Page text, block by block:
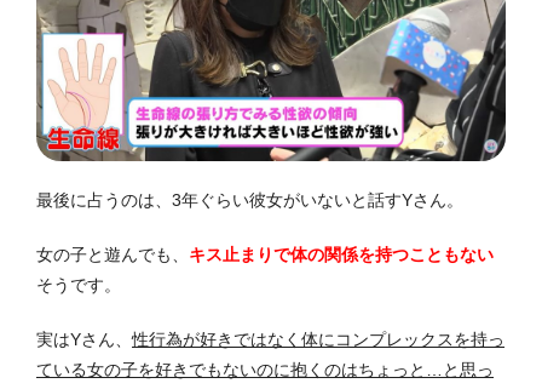
最後に占うのは、3年ぐらい彼女がいないと話すYさん。
女の子と遊んでも、 キス止まりで体の関係を持つこともない
そうです。
実はYさん、性行為が好きではなく体にコンプレックスを持っ
ている女の子を好きでもないのに抱くのはちょっと…と思っ